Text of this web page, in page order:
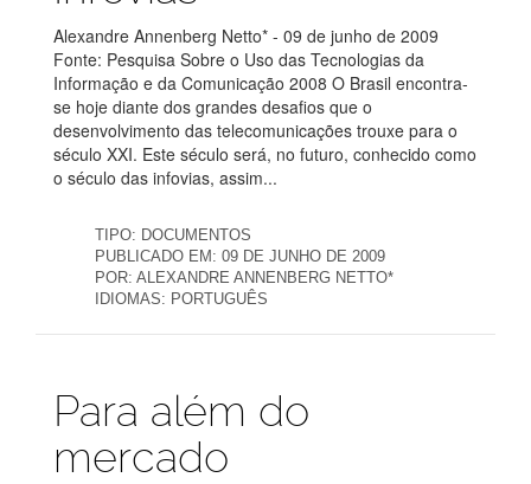
Alexandre Annenberg Netto* - 09 de junho de 2009
Fonte: Pesquisa Sobre o Uso das Tecnologias da
Informação e da Comunicação 2008 O Brasil encontra-
se hoje diante dos grandes desafios que o
desenvolvimento das telecomunicações trouxe para o
século XXI. Este século será, no futuro, conhecido como
o século das infovias, assim...
TIPO: DOCUMENTOS
PUBLICADO EM: 09 DE JUNHO DE 2009
POR: ALEXANDRE ANNENBERG NETTO*
IDIOMAS: PORTUGUÊS
Publicações
Para além do
mercado